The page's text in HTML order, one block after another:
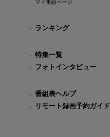
マイ番組ページ
ランキング
特集一覧
フォトインタビュー
番組表ヘルプ
リモート録画予約ガイド